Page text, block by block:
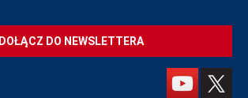
DOŁĄCZ DO NEWSLETTERA